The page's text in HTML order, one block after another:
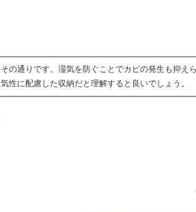
その通りです。湿気を防ぐことでカビの発生も抑え
気性に配慮した収納だと理解すると良いでしょう。